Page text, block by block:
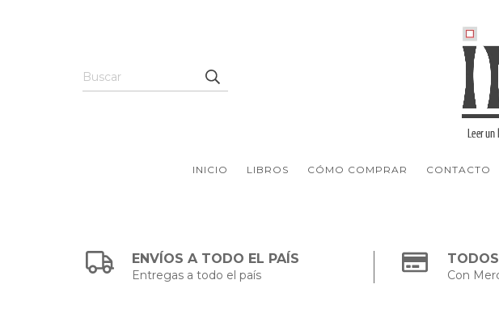
INICIO LIBROS CÓMO COMPRAR CONTACTO
ENVÍOS A TODO EL PAÍS
Entregas a todo el país Con